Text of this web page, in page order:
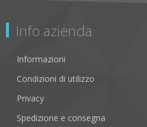
Info azienda
Informazioni
Condizioni di utilizzo
Privacy
Spedizione e consegna